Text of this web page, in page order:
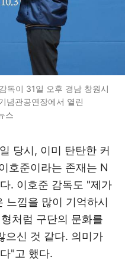
독이 31일 오후 경남 창원시
념관공연장에서 열린
스
당시, 이미 탄탄한 커
호준이라는 존재는 N
. 이호준 감독도 "제가
느낌을 많이 기억하시
처럼 구단의 문화를
으신 것 같다. 의미가
"고 했다.